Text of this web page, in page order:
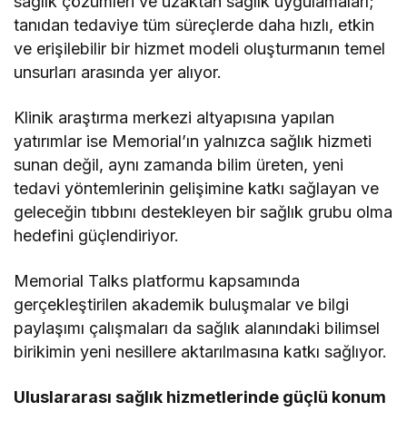
tanıdan tedaviye tüm süreçlerde daha hızlı, etkin
ve erişilebilir bir hizmet modeli oluşturmanın temel
unsurları arasında yer alıyor.
Klinik araştırma merkezi altyapısına yapılan
yatırımlar ise Memorial’ın yalnızca sağlık hizmeti
sunan değil, aynı zamanda bilim üreten, yeni
tedavi yöntemlerinin gelişimine katkı sağlayan ve
geleceğin tıbbını destekleyen bir sağlık grubu olma
hedefini güçlendiriyor.
Memorial Talks platformu kapsamında
gerçekleştirilen akademik buluşmalar ve bilgi
paylaşımı çalışmaları da sağlık alanındaki bilimsel
birikimin yeni nesillere aktarılmasına katkı sağlıyor.
Uluslararası sağlık hizmetlerinde güçlü konum